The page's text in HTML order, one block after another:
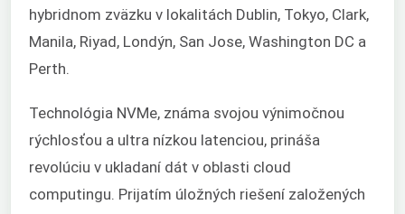
hybridnom zväzku v lokalitách Dublin, Tokyo, Clark,
Manila, Riyad, Londýn, San Jose, Washington DC a
Perth.
Technológia NVMe, známa svojou výnimočnou
rýchlosťou a ultra nízkou latenciou, prináša
revolúciu v ukladaní dát v oblasti cloud
computingu. Prijatím úložných riešení založených